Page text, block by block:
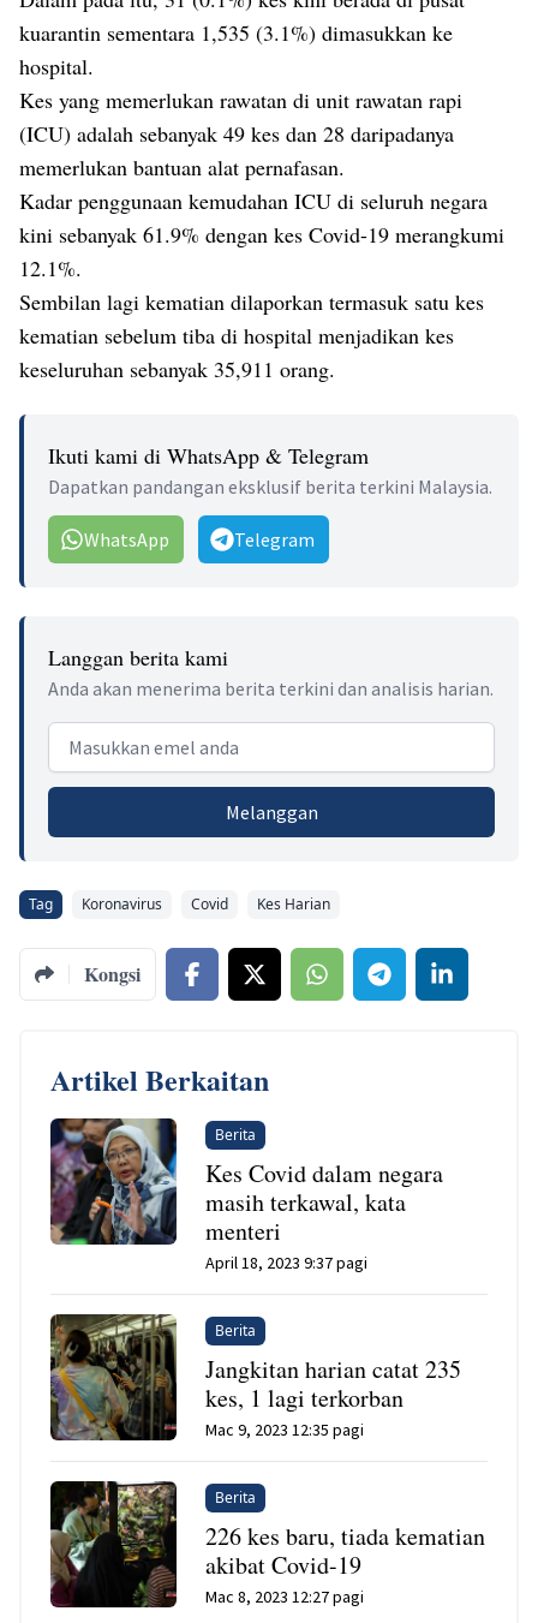
kuarantin sementara 1,535 (3.1%) dimasukkan ke
hospital.
Kes yang memerlukan rawatan di unit rawatan rapi
(ICU) adalah sebanyak 49 kes dan 28 daripadanya
memerlukan bantuan alat pernafasan.
Kadar penggunaan kemudahan ICU di seluruh negara
kini sebanyak 61.9% dengan kes Covid-19 merangkumi
12.1%.
Sembilan lagi kematian dilaporkan termasuk satu kes
kematian sebelum tiba di hospital menjadikan kes
keseluruhan sebanyak 35,911 orang.
Ikuti kami di WhatsApp & Telegram
Dapatkan pandangan eksklusif berita terkini Malaysia.
WhatsApp Telegram
Langgan berita kami
Anda akan menerima berita terkini dan analisis harian.
Email address
Melanggan
Tag Koronavirus Covid Kes Harian
Kongsi
Artikel Berkaitan
Berita
Kes Covid dalam negara
masih terkawal, kata
menteri
April 18, 2023 9:37 pagi
Berita
Jangkitan harian catat 235
kes, 1 lagi terkorban
Mac 9, 2023 12:35 pagi
Berita
226 kes baru, tiada kematian
akibat Covid-19
Mac 8, 2023 12:27 pagi